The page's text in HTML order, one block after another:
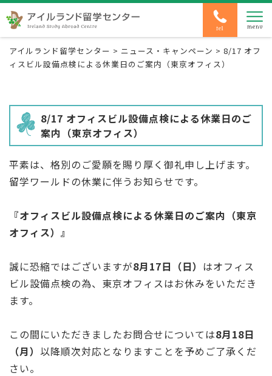
アイルランド留学センター > ニュース・キャンペーン > 8/17 オフ
ィスビル設備点検による休業日のご案内（東京オフィス）
8/17 オフィスビル設備点検による休業日のご
案内（東京オフィス）
平素は、格別のご愛願を賜り厚く御礼申し上げます。
留学ワールドの休業に伴うお知らせです。
『オフィスビル設備点検による休業日のご案内（東京
オフィス）』
誠に恐縮ではございますが8月17日（日） はオフィス
ビル設備点検の為、東京オフィスはお休みをいただき
ます。
この間にいただきましたお問合せについては8月18日
（月） 以降順次対応となりますことを予めご了承くだ
さい。